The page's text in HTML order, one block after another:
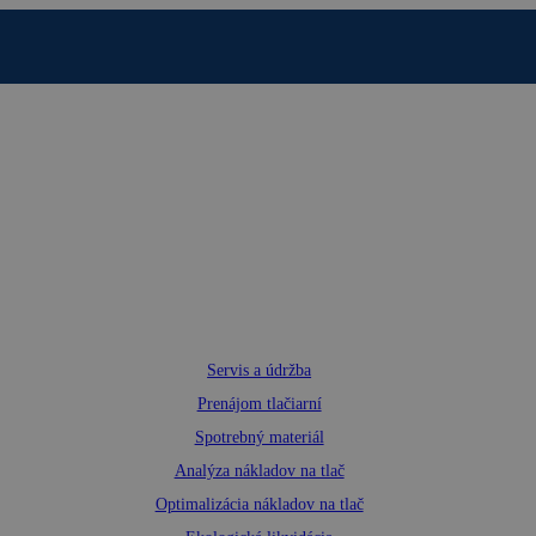
Servis a údržba
Prenájom tlačiarní
Spotrebný materiál
Analýza nákladov na tlač
Optimalizácia nákladov na tlač